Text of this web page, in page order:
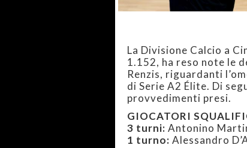
La Divisione Calcio a
1.152, ha reso note le
Renzis, riguardanti
di Serie A2 Élite. Di
provvedimenti presi.
GIOCATORI
3 turni: Antonino
1 turno: Alessandro